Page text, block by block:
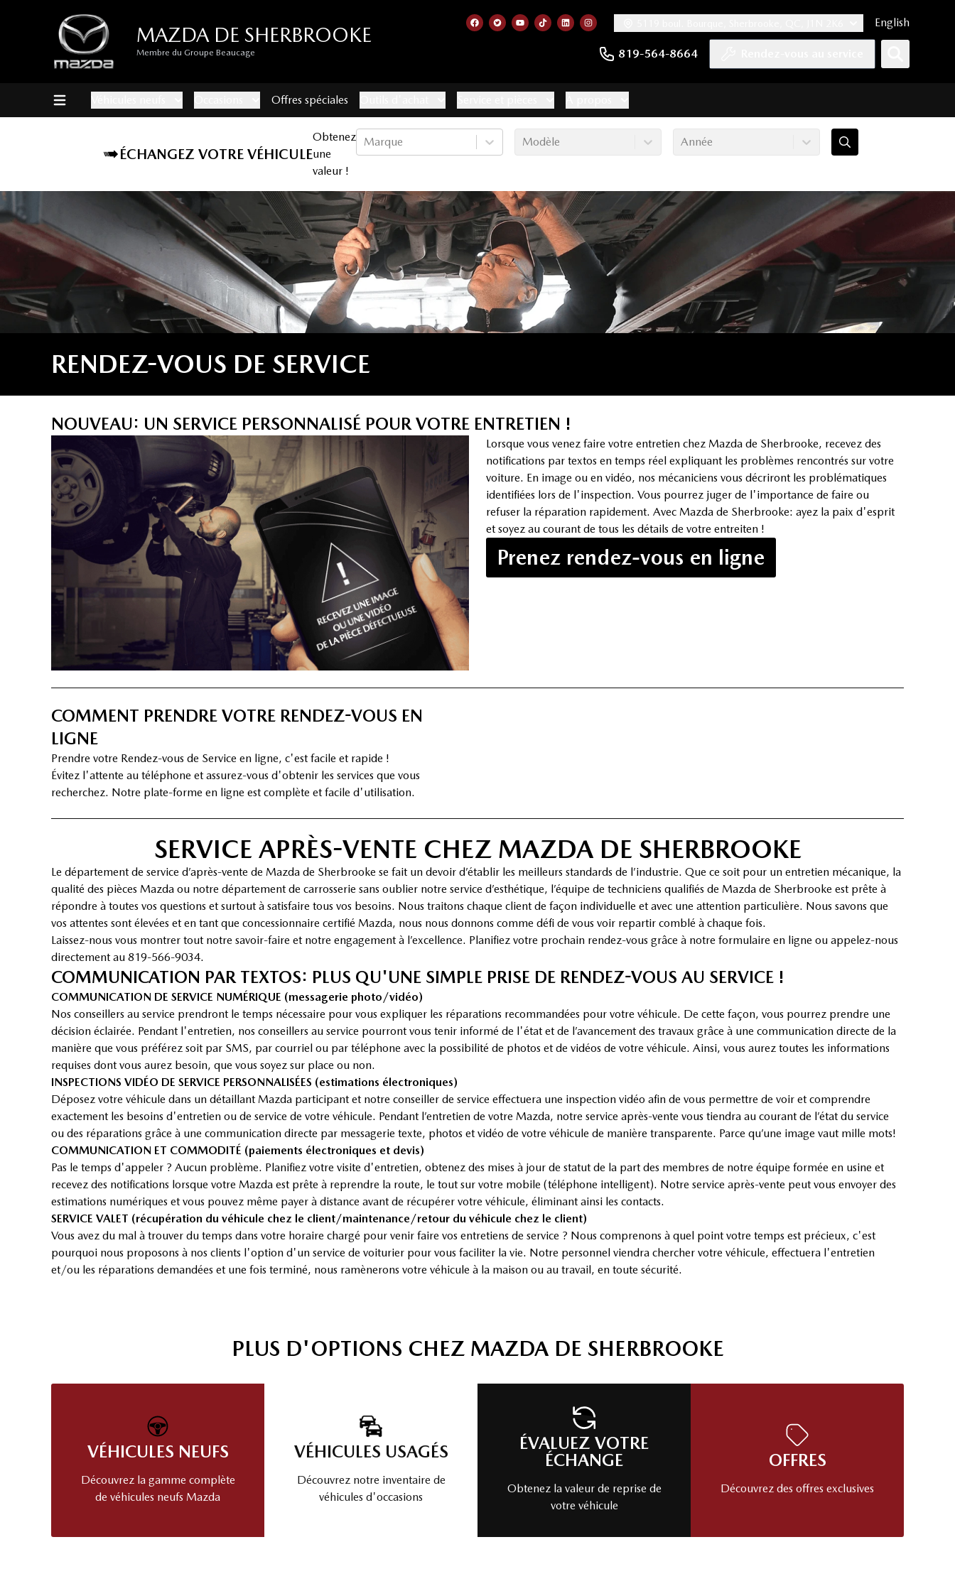
MAZDA DE SHERBROOKE
Membre du Groupe Beaucage 819-564-8664
Lien vers notre page facebook
Lien vers notre compte Twitter
Lien vers notre chaîne YouTube
Lien vers notre compte Tiktok
Lien vers notre compte LinkedIn
Lien vers notre compte Instagram
English
Offres spéciales
ÉCHANGEZ VOTRE VÉHICULE
Obtenez
une
valeur !
Marque Modèle Année
RENDEZ-VOUS DE SERVICE
NOUVEAU: UN SERVICE PERSONNALISÉ POUR VOTRE ENTRETIEN !
Lorsque vous venez faire votre entretien chez Mazda de Sherbrooke, recevez des
notifications par textos en temps réel expliquant les problèmes rencontrés sur votre
voiture. En image ou en vidéo, nos mécaniciens vous décriront les problématiques
identifiées lors de l'inspection. Vous pourrez juger de l'importance de faire ou
refuser la réparation rapidement. Avec Mazda de Sherbrooke: ayez la paix d'esprit
et soyez au courant de tous les détails de votre entreiten !
Prenez rendez-vous en ligne
COMMENT PRENDRE VOTRE RENDEZ-VOUS EN
LIGNE
Prendre votre Rendez-vous de Service en ligne, c'est facile et rapide !
Évitez l'attente au téléphone et assurez-vous d'obtenir les services que vous
recherchez. Notre plate-forme en ligne est complète et facile d'utilisation.
SERVICE APRÈS-VENTE CHEZ MAZDA DE SHERBROOKE
Le département de service d’après-vente de Mazda de Sherbrooke se fait un devoir d’établir les meilleurs standards de l’industrie. Que ce soit pour un entretien mécanique, la
qualité des pièces Mazda ou notre département de carrosserie sans oublier notre service d’esthétique, l’équipe de techniciens qualifiés de Mazda de Sherbrooke est prête à
répondre à toutes vos questions et surtout à satisfaire tous vos besoins. Nous traitons chaque client de façon individuelle et avec une attention particulière. Nous savons que
vos attentes sont élevées et en tant que concessionnaire certifié Mazda, nous nous donnons comme défi de vous voir repartir comblé à chaque fois.
Laissez-nous vous montrer tout notre savoir-faire et notre engagement à l’excellence. Planifiez votre prochain rendez-vous grâce à notre formulaire en ligne ou appelez-nous
directement au 819-566-9034.
COMMUNICATION PAR TEXTOS: PLUS QU'UNE SIMPLE PRISE DE RENDEZ-VOUS AU SERVICE !
COMMUNICATION DE SERVICE NUMÉRIQUE (messagerie photo/vidéo)
Nos conseillers au service prendront le temps nécessaire pour vous expliquer les réparations recommandées pour votre véhicule. De cette façon, vous pourrez prendre une
décision éclairée. Pendant l'entretien, nos conseillers au service pourront vous tenir informé de l'état et de l’avancement des travaux grâce à une communication directe de la
manière que vous préférez soit par SMS, par courriel ou par téléphone avec la possibilité de photos et de vidéos de votre véhicule. Ainsi, vous aurez toutes les informations
requises dont vous aurez besoin, que vous soyez sur place ou non.
INSPECTIONS VIDÉO DE SERVICE PERSONNALISÉES (estimations électroniques)
Déposez votre véhicule dans un détaillant Mazda participant et notre conseiller de service effectuera une inspection vidéo afin de vous permettre de voir et comprendre
exactement les besoins d'entretien ou de service de votre véhicule. Pendant l’entretien de votre Mazda, notre service après-vente vous tiendra au courant de l’état du service
ou des réparations grâce à une communication directe par messagerie texte, photos et vidéo de votre véhicule de manière transparente. Parce qu’une image vaut mille mots!
COMMUNICATION ET COMMODITÉ (paiements électroniques et devis)
Pas le temps d'appeler ? Aucun problème. Planifiez votre visite d'entretien, obtenez des mises à jour de statut de la part des membres de notre équipe formée en usine et
recevez des notifications lorsque votre Mazda est prête à reprendre la route, le tout sur votre mobile (téléphone intelligent). Notre service après-vente peut vous envoyer des
estimations numériques et vous pouvez même payer à distance avant de récupérer votre véhicule, éliminant ainsi les contacts.
SERVICE VALET (récupération du véhicule chez le client/maintenance/retour du véhicule chez le client)
Vous avez du mal à trouver du temps dans votre horaire chargé pour venir faire vos entretiens de service ? Nous comprenons à quel point votre temps est précieux, c'est
pourquoi nous proposons à nos clients l'option d'un service de voiturier pour vous faciliter la vie. Notre personnel viendra chercher votre véhicule, effectuera l'entretien
et/ou les réparations demandées et une fois terminé, nous ramènerons votre véhicule à la maison ou au travail, en toute sécurité.
PLUS D'OPTIONS CHEZ MAZDA DE SHERBROOKE
VÉHICULES NEUFS
Découvrez la gamme complète
de véhicules neufs Mazda
VÉHICULES USAGÉS
Découvrez notre inventaire de
véhicules d'occasions
ÉVALUEZ VOTRE
ÉCHANGE
Obtenez la valeur de reprise de
votre véhicule
OFFRES
Découvrez des offres exclusives